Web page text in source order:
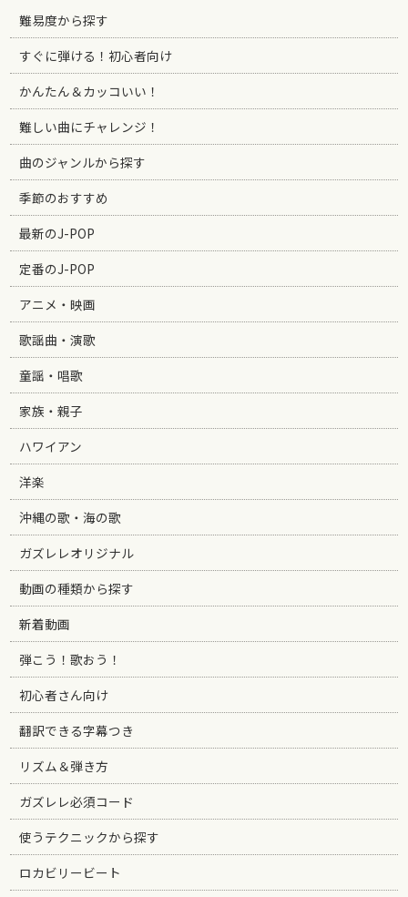
難易度から探す
すぐに弾ける！初心者向け
かんたん＆カッコいい！
難しい曲にチャレンジ！
曲のジャンルから探す
季節のおすすめ
最新のJ-POP
定番のJ-POP
アニメ・映画
歌謡曲・演歌
童謡・唱歌
家族・親子
ハワイアン
洋楽
沖縄の歌・海の歌
ガズレレオリジナル
動画の種類から探す
新着動画
弾こう！歌おう！
初心者さん向け
翻訳できる字幕つき
リズム＆弾き方
ガズレレ必須コード
使うテクニックから探す
ロカビリービート